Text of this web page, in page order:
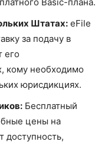
Штатах: eFile
за подачу в
его
кому необходимо
юрисдикциях.
Бесплатный
цены на
доступность,